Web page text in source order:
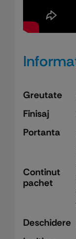
Greutate
Finisaj
Portanta
Continut
pachet
Deschidere